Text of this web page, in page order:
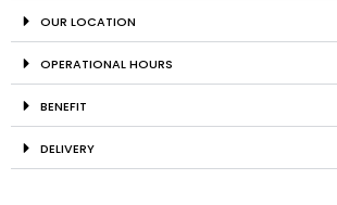
OUR LOCATION
OPERATIONAL HOURS
BENEFIT
DELIVERY